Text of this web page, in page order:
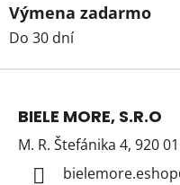
Výmena zadarmo
Do 30 dní
Z
BIELE MORE, S.R.O
M. R. Štefánika 4, 920
bielemore.eshop